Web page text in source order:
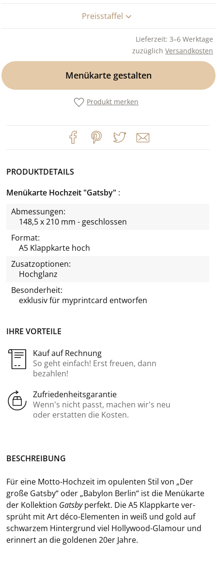
Preisstaffel
Lieferzeit: 3–6 Werktage
zuzüglich Versandkosten
Menükarte gestalten
Produkt merken
IHRE VORTEILE
Kauf auf Rechnung
So geht einfach! Erst freuen, dann
bezahlen!
Zufriedenheitsgarantie
Wenn’s nicht passt, machen wir’s neu
oder erstatten die Kosten.
PRODUKTDETAILS
Menükarte Hochzeit "Gatsby"
Abmessungen:
148,5 x 210 mm - geschlossen
Format:
A5 Klappkarte hoch
Zusatzoptionen:
Hochglanz
Besonderheit:
exklusiv für myprintcard entworfen
BE­SCHREI­BUNG
Für eine Motto-​Hochzeit im opu­len­ten Stil von „Der
große Gats­by“ oder „Ba­by­lon Ber­lin“ ist die Me­nü­kar­te
der Kol­lek­ti­on Gats­byper­fekt. Die A5 Klapp­kar­te ver­
sprüht mit Art déco-​Elementen in weiß und gold auf
schwar­zem Hin­ter­grund viel Hollywood-​Glamour und
er­in­nert an die gol­de­nen 20er Jahre.